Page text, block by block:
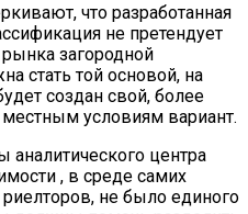
что разработанная
не претендует
загородной
стать той основой, на
создан свой, более
условиям вариант.
аналитического центра
, в среде самих
не было единого